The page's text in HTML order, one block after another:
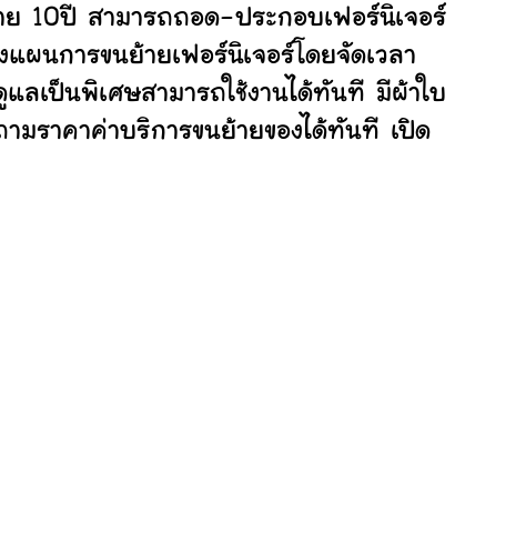
10ปี สามารถถอด-ประกอบเฟอร์นิเจอร์
ผนการขนย้ายเฟอร์นิเจอร์โดยจัดเวลา
แลเป็นพิเศษสามารถใช้งานได้ทันที มีผ้าใบ
ราคาค่าบริการขนย้ายของได้ทันที เปิด